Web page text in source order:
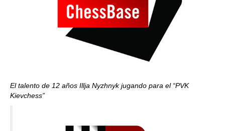
El talento de 12 años Illja Nyzhnyk jugando para el “PVK
Kievchess”